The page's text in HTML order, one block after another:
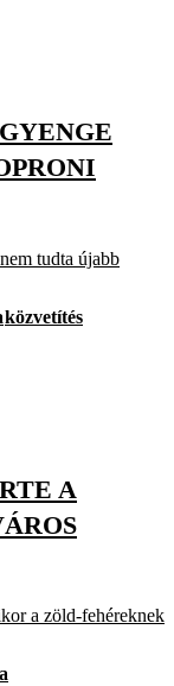
tudta újabb
közvetítés
A
a zöld-fehéreknek